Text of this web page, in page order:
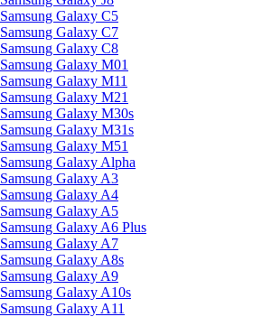
Samsung Galaxy C5
Samsung Galaxy C7
Samsung Galaxy C8
Samsung Galaxy M01
Samsung Galaxy M11
Samsung Galaxy M21
Samsung Galaxy M30s
Samsung Galaxy M31s
Samsung Galaxy M51
Samsung Galaxy Alpha
Samsung Galaxy A3
Samsung Galaxy A4
Samsung Galaxy A5
Samsung Galaxy A6 Plus
Samsung Galaxy A7
Samsung Galaxy A8s
Samsung Galaxy A9
Samsung Galaxy A10s
Samsung Galaxy A11